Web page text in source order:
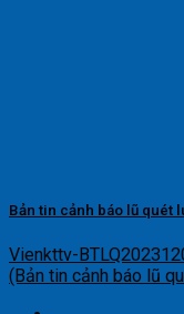
Bản tin cảnh báo lũ quét
Vienkttv-
(Bản tin cảnh báo lũ